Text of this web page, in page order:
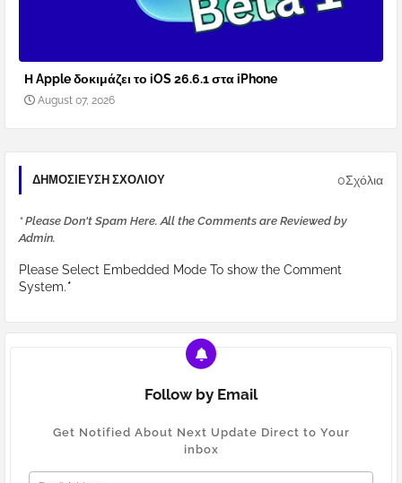
Η Apple δοκιμάζει το iOS 26.6.1 στα iPhone
August 07, 2026
ΔΗΜΟΣΊΕΥΣΗ ΣΧΟΛΊΟΥ 0Σχόλια
* Please Don't Spam Here. All the Comments are Reviewed by
Admin.
Please Select Embedded Mode To show the Comment
System.*
Follow by Email
Get Notified About Next Update Direct to Your
inbox